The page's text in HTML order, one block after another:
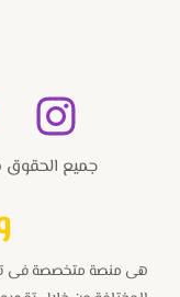
جميع الحقوق
هى منصة متخصصة فى